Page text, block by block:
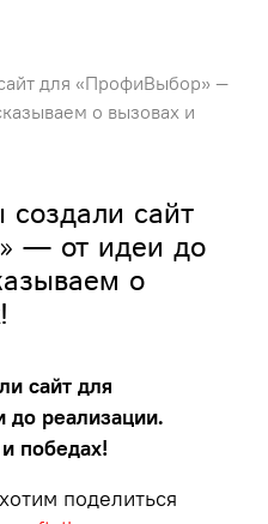
для «ПрофиВыбор» —
о вызовах и
сайт
— от идеи до
о
сайт для
реализации.
победах!
поделиться